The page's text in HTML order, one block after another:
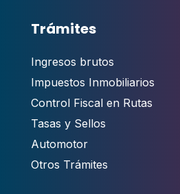
Trámites
Ingresos brutos
Impuestos Inmobiliarios
Control Fiscal en Rutas
Tasas y Sellos
Automotor
Otros Trámites